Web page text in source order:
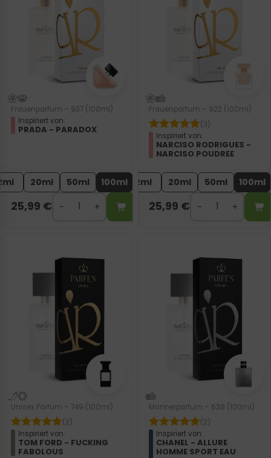
Frauenparfum – 937 (100ml)
Inspiriert von:
PRADA - PARADOX
20ml 50ml 100ml
25,99 €
Frauenparfum – 922 (100ml)
(3)
Inspiriert von:
NARCISO RODRIGUES -
NARCISO POUDREE
2ml 20ml 50ml 100ml
25,99 €
Unisex Parfum – 749 (100ml)
(2)
Inspiriert von:
TOM FORD - FUCKING
FABOLOUS
Männerparfum – 638 (100ml)
(2)
Inspiriert von:
CHANEL - ALLURE
HOMME SPORT EAU